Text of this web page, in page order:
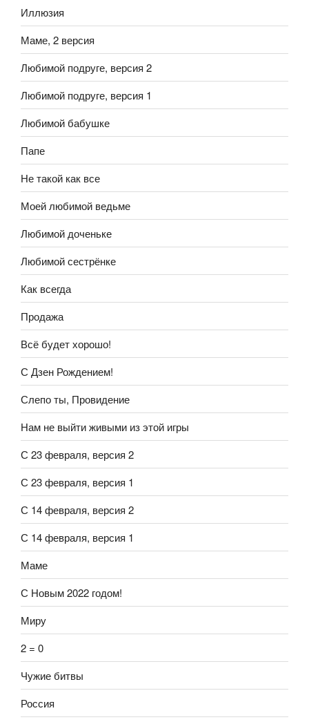
Иллюзия
Маме, 2 версия
Любимой подруге, версия 2
Любимой подруге, версия 1
Любимой бабушке
Папе
Не такой как все
Моей любимой ведьме
Любимой доченьке
Любимой сестрёнке
Как всегда
Продажа
Всё будет хорошо!
С Дзен Рождением!
Слепо ты, Провидение
Нам не выйти живыми из этой игры
С 23 февраля, версия 2
С 23 февраля, версия 1
С 14 февраля, версия 2
С 14 февраля, версия 1
Маме
С Новым 2022 годом!
Миру
2 = 0
Чужие битвы
Россия